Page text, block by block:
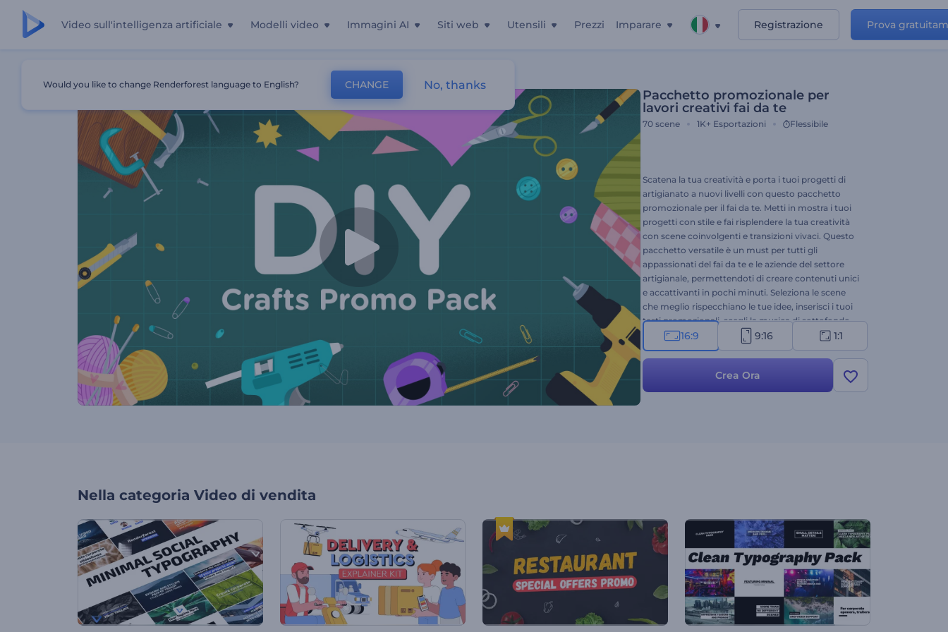
Video sull'intelligenza artificiale Modelli video Immagini AI Siti web Utensili Prezzi Imparare Registrazione Prova
Pacchetto Promozionale Per Lavori Creativi Fai Da Te
Pacchetto promozionale per
lavori creativi fai da te
70 scene 1K+ Esportazioni Flessibile
Scatena la tua creatività e porta i tuoi progetti di
artigianato a nuovi livelli con questo pacchetto
promozionale per il fai da te. Metti in mostra i tuoi
progetti con stile e fai risplendere la tua creatività
con scene coinvolgenti e transizioni vivaci. Questo
pacchetto versatile è un must per tutti gli
appassionati del fai da te e le aziende del settore
artigianale, permettendoti di creare contenuti unici
e accattivanti in pochi minuti. Seleziona le scene
che meglio rispecchiano le tue idee, inserisci i tuoi
testi promozionali, scegli la musica di sottofondo
dalla nostra libreria musicale o carica la tua voce
fuori campo. Provalo subito e guarda le tue
creazioni prendere vita in questo straordinario
16:9 9:16 1:1
Crea Ora
Nella categoria Video di vendita
Would you like to change Renderforest language to English? CHANGE No, thanks